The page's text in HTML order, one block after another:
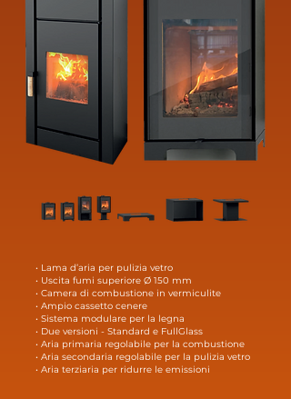
• Lama d’aria per pulizia vetro
• Uscita fumi superiore Ø 150 mm
• Camera di combustione in vermiculite
• Ampio cassetto cenere
• Sistema modulare per la legna
• Due versioni - Standard e FullGlass
• Aria primaria regolabile per la combustione
• Aria secondaria regolabile per la pulizia vetro
• Aria terziaria per ridurre le emissioni